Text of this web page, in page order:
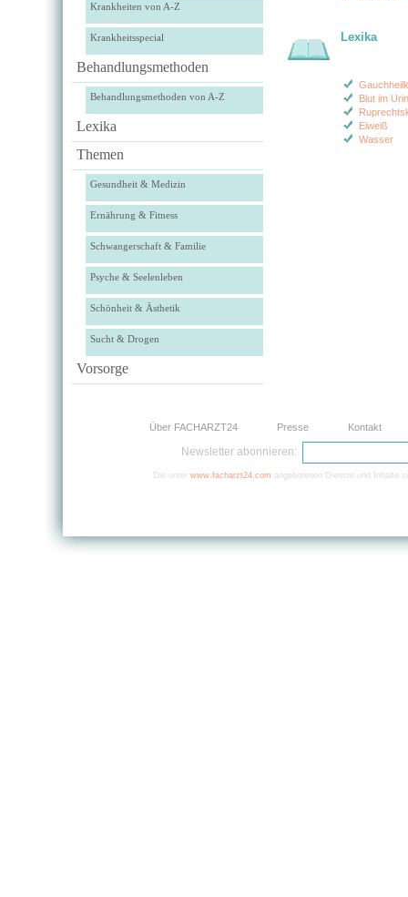
Krankheiten von A-Z
Krankheitsspecial
Behandlungsmethoden
Behandlungsmethoden von A-Z
Lexika
Themen
Gesundheit & Medizin
Ernährung & Fitness
Schwangerschaft & Familie
Psyche & Seelenleben
Schönheit & Ästhetik
Sucht & Drogen
Vorsorge
Lexika
Blut im Urin
Eiweiß
Wasser
Über FACHARZT24 Presse Kontakt
Newsletter abonnieren:
Die unter www.facharzt24.com angebotenen Dienste und Inhalte